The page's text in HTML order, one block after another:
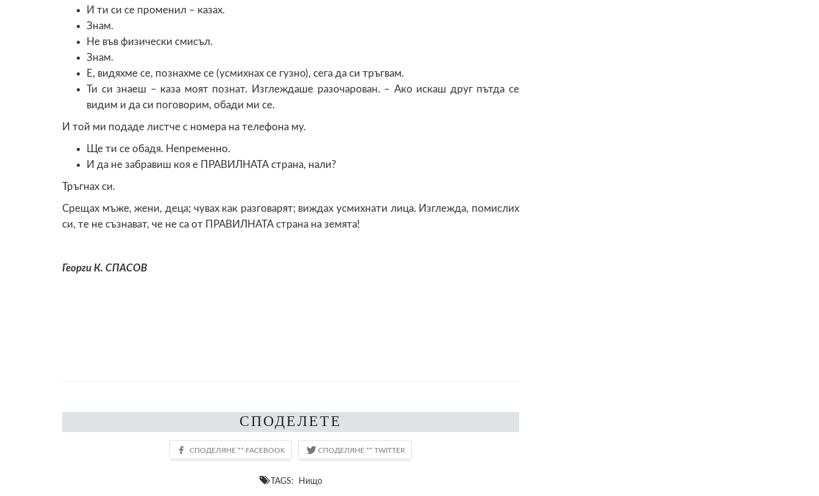
И ти си се променил – казах.
Знам.
Не във физически смисъл.
Знам.
Е, видяхме се, познахме се (усмихнах се гузно), сега да си тръгвам.
Ти си знаеш – каза моят познат. Изглеждаше разочарован. – Ако искаш друг пътда се
видим и да си поговорим, обади ми се.
И той ми подаде листче с номера на телефона му.
Ще ти се обадя. Непременно.
И да не забравиш коя е ПРАВИЛНАТА страна, нали?
Тръгнах си.
Срещах мъже, жени, деца; чувах как разговарят; виждах усмихнати лица. Изглежда, помислих
си, те не съзнават, че не са от ПРАВИЛНАТА страна на земята!
Георги К. СПАСОВ
СПОДЕЛЕТЕ
TAGS: Нищо